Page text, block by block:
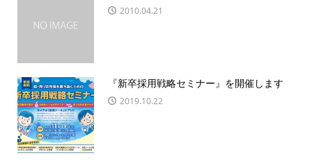
2010.04.21
『新卒採用戦略セミナー』を開催します
2019.10.22